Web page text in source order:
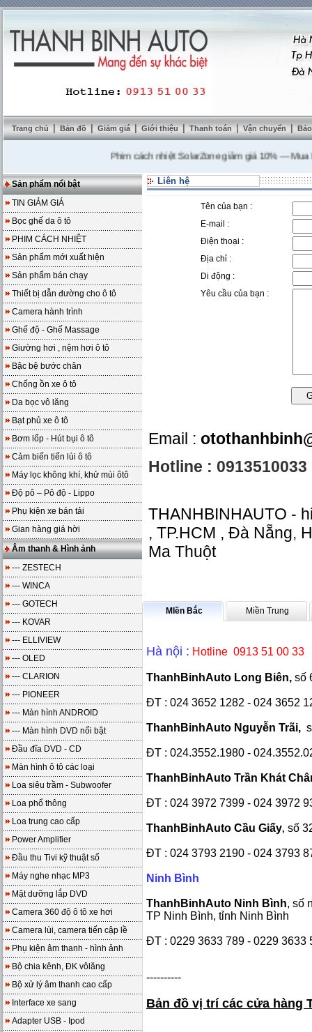
Trang chủ | Bản đồ | Giảm giá | Giới thiệu | Thanh toán | Vận chuyển |
Phim cách nhiệt SolarZone giảm giá 10%---Mua DVD
Sản phẩm nổi bật
TIN GIẢM GIÁ
Bọc ghế da ô tô
PHIM CÁCH NHIỆT
Sản phẩm mới xuất hiện
Sản phẩm bán chạy
Thiết bị dẫn đường cho ô tô
Camera hành trình
Ghế độ - Ghế Massage
Giường hơi , nệm hơi ô tô
Bậc bệ bước chân
Chống ồn xe ô tô
Da bọc vô lăng
Bạt phủ xe ô tô
Bơm lốp - Hút bụi ô tô
Cảm biến tiến lùi ô tô
Máy lọc không khí, khử mùi ôtô
Độ pô – Pô độ - Lippo
Phụ kiện xe bán tải
Gian hàng giá hời
Âm thanh & Hình ảnh
--- ZESTECH
--- WINCA
--- GOTECH
--- KOVAR
--- ELLIVIEW
--- OLED
--- CLARION
--- PIONEER
--- Màn hình ANDROID
--- Màn hình DVD nổi bật
Đầu đĩa DVD - CD
Màn hình ô tô các loại
Loa siêu trầm - Subwoofer
Loa phổ thông
Loa trung cao cấp
Power Amplifier
Đầu thu Tivi kỹ thuật số
Máy nghe nhạc MP3
Mặt dưỡng lắp DVD
Camera 360 độ ô tô xe hơi
Camera lùi, camera tiến cập lề
Phụ kiện âm thanh - hình ảnh
Bộ chia kênh, ĐK vôlăng
Bộ xử lý âm thanh cao cấp
Interface xe sang
Adapter USB - Ipod
Liên hệ
Tên của bạn :
E-mail :
Điện thoại :
Địa chỉ :
Di động :
Yêu cầu của bạn :
Email :
Hotline : 0913510033
THANHBINHAUTO -
, TP.HCM , Đà Nẵng,
Ma Thuột
MIền Bắc Miền Trung
Hà nội : Hotline 0913 51 00 33
ThanhBinhAuto Long Biên, số
ĐT : 024 3652 1282 - 024 3652
ThanhBinhAuto Nguyễn Trãi,
ĐT : 024.3552.1980 -
ThanhBinhAuto Trần Khát
ĐT : 024 3972 7399 - 024 3972
ThanhBinhAuto Cầu Giấy, số
ĐT : 024 3793 2190 - 024 3793
Ninh Bình
ThanhBinhAuto Ninh Bình, số
TP Ninh Bình, tỉnh Ninh Bình
ĐT : 0229 3633 789 - 0229 3633
----------
Bản đồ vị trí các cửa hàng